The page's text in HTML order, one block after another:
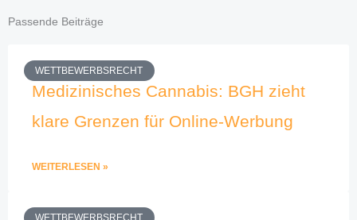
Passende Beiträge
WETTBEWERBSRECHT
Medizinisches Cannabis: BGH zieht
klare Grenzen für Online-Werbung
WEITERLESEN »
WETTBEWERBSRECHT